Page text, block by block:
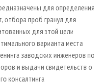
для определения
отбора проб гранул для
для этой цели
варианта места
заводских инженеров по
и выдачи свидетельств о
консалтинга